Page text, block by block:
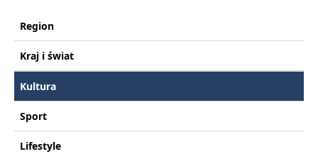
Region
Kraj i świat
Kultura
Sport
Lifestyle